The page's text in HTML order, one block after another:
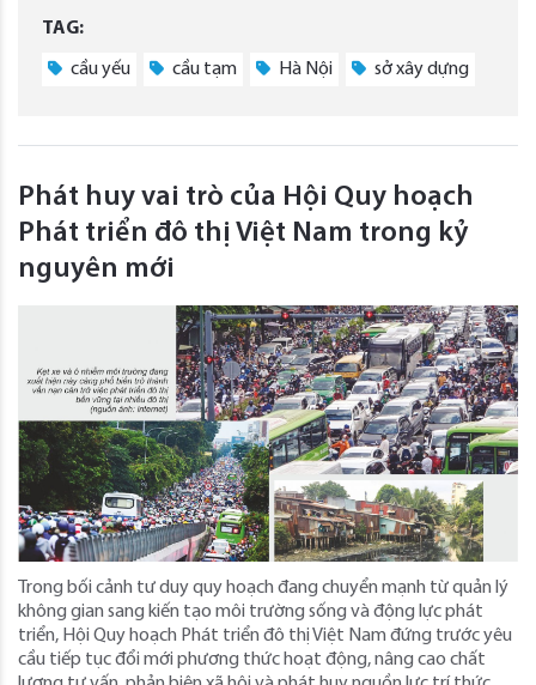
TAG:
cầu yếu cầu tạm Hà Nội sở xây dựng
Phát huy vai trò của Hội Quy hoạch
Phát triển đô thị Việt Nam trong kỷ
nguyên mới
Trong bối cảnh tư duy quy hoạch đang chuyển mạnh từ quản lý
không gian sang kiến tạo môi trường sống và động lực phát
triển, Hội Quy hoạch Phát triển đô thị Việt Nam đứng trước yêu
cầu tiếp tục đổi mới phương thức hoạt động, nâng cao chất